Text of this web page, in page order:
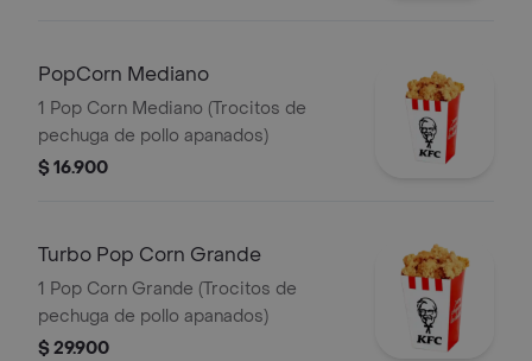
PopCorn Mediano
1 Pop Corn Mediano (Trocitos de
pechuga de pollo apanados)
$ 16.900
Turbo Pop Corn Grande
1 Pop Corn Grande (Trocitos de
pechuga de pollo apanados)
$ 29.900